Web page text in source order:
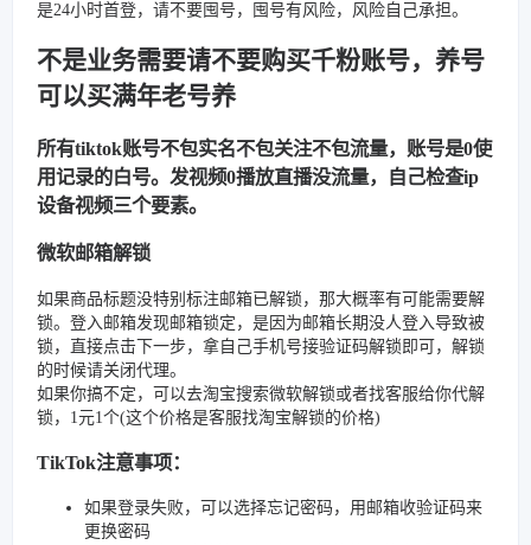
是24小时首登，请不要囤号，囤号有风险，风险自己承担。
不是业务需要请不要购买千粉账号，养号
可以买满年老号养
所有tiktok账号不包实名不包关注不包流量，账号是0使
用记录的白号。发视频0播放直播没流量，自己检查ip
设备视频三个要素。
微软邮箱解锁
如果商品标题没特别标注邮箱已解锁，那大概率有可能需要解
锁。登入邮箱发现邮箱锁定，是因为邮箱长期没人登入导致被
锁，直接点击下一步，拿自己手机号接验证码解锁即可，解锁
的时候请关闭代理。
如果你搞不定，可以去淘宝搜索微软解锁或者找客服给你代解
锁，1元1个(这个价格是客服找淘宝解锁的价格)
TikTok注意事项：
如果登录失败，可以选择忘记密码，用邮箱收验证码来
更换密码